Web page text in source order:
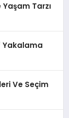
Tarzı
Yakalama
Ve Seçim